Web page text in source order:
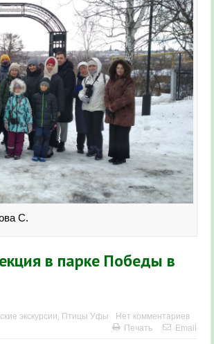
г.
мониторинга
в 2026 году
С.
в парке Победы в
экскурсии, Птицы Уфы
Нет комментариев
Печать
Email